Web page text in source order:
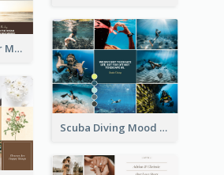
Beach In Summer Mood Board
Scuba Diving Mood Board